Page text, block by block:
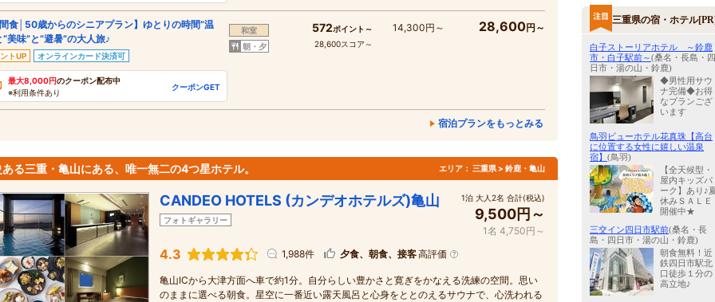
食│50歳からのシニアプラン】ゆとりの時間”温
“美味”と”避暑”の大人旅♪
トUP オンラインカード決済可
最大8,000円のクーポン配布中
※利用条件あり
クーポンGET
和室
朝・夕
572ポイント～
28,600スコア～
14,300円～ 28,600円～
宿泊プランをもっとみる
る三重・亀山にある、唯一無二の4つ星ホテル。 エリア： 三重県 > 鈴鹿・亀山
CANDEO HOTELS (カンデオホテルズ)亀山
フォトギャラリー
1泊 大人2名 合計(税込)
9,500円～
1名 4,750円～
4.3 1,988件 夕食、朝食、接客高評価
亀山ICから大津方面へ車で約1分。自分らしい豊かさと寛ぎをかなえる洗練の空間。思い
のままに選べる朝食。星空に一番近い露天風呂と心身をととのえるサウナで、心洗われる
三重県の宿・ホテル
白子ストーリアホテル ～鈴鹿
市・白子駅前～(桑名・長島・四
日市・湯の山・鈴鹿)
◆男性用サウ
ナ完備◆お得
なプランござ
います
鳥羽ビューホテル花真珠【高台
に位置する女性に嬉しい温泉
宿】 (鳥羽)
【全天候型・
屋内キッズパ
ーク】あり♪
休みＳＡＬＥ
開催中★
三交イン四日市駅前(桑名・長
島・四日市・湯の山・鈴鹿)
朝食無料！近
鉄四日市駅北
口徒歩１分の
高立地♪